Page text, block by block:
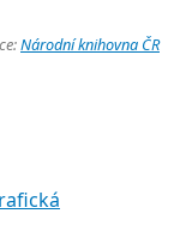
Národní knihovna ČR